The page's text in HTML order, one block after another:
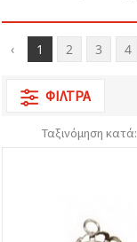
μεταξύ
άλλων με
των
συνεργατών
αναλύσεις
και
χρησιμοποιήσετε
‹ 1 2 3 4
ΦΊΛΤΡΑ
Ταξινόμηση κατά: